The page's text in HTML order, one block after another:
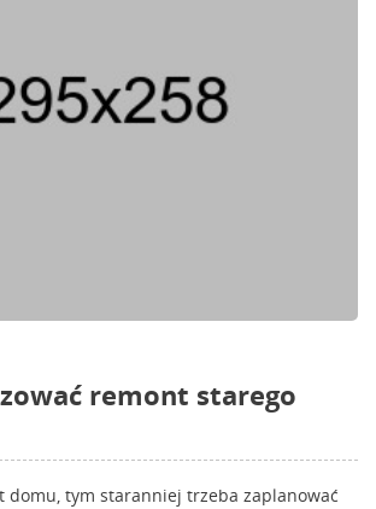
remont starego
domu, tym staranniej trzeba zaplanować